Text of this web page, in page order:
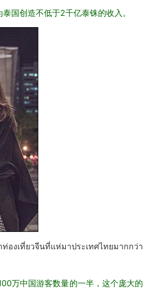
国创造不低于2千亿泰铢的收入。
งเที่ยวจีนที่แห่มาประเทศไทยมากกว่า
万中国游客数量的一半，这个庞大的